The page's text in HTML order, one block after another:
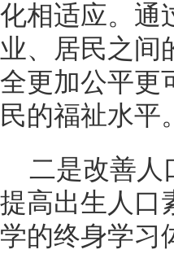
化相适应。通
业、居民之间
全更加公平更
民的福祉水平。
二是改善人
提高出生人口
学的终身学习